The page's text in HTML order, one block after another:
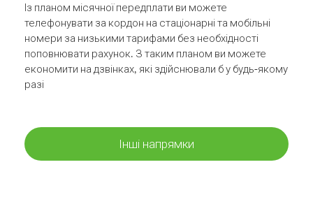
Із планом місячної передплати ви можете
телефонувати за кордон на стаціонарні та мобільні
номери за низькими тарифами без необхідності
поповнювати рахунок. З таким планом ви можете
економити на дзвінках, які здійснювали б у будь-якому
разі
Інші напрямки